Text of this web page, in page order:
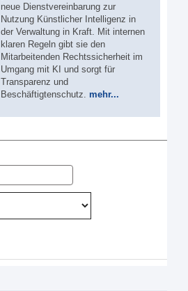
neue Dienstvereinbarung zur
Nutzung Künstlicher Intelligenz in
der Verwaltung in Kraft. Mit internen
klaren Regeln gibt sie den
Mitarbeitenden Rechtssicherheit im
Umgang mit KI und sorgt für
Transparenz und
Beschäftigtenschutz. mehr...